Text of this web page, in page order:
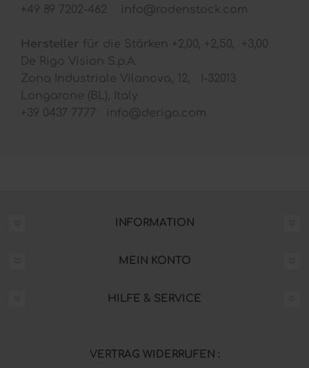
+49 89 7202-462 info@rodenstock.com
Hersteller
für die Stärken +2,00, +2,50, +3,00
De Rigo Vision S.p.A.
Zona Industriale Vilanova, 12, I-32013
Longarone (BL), Italy
+39 0437 7777 info@derigo.com
INFORMATION
MEIN KONTO
HILFE & SERVICE
VERTRAG WIDERRUFEN :